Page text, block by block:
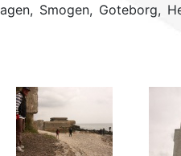
Smogen, Goteborg,